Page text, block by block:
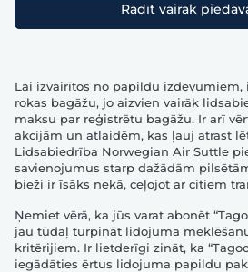
Rādīt vairāk
Lai izvairītos no papildu izdevumiem,
rokas bagāžu, jo aizvien vairāk
maksu par reģistrētu bagāžu. Ir arī
akcijām un atlaidēm, kas ļauj atrast
Lidsabiedrība Norwegian Air Suttle
savienojumus starp dažādām
bieži ir īsāks nekā, ceļojot ar citiem
Ņemiet vērā, ka jūs varat abonēt
jau tūdaļ turpināt lidojuma
kritērijiem. Ir lietderīgi zināt, ka
iegādāties ērtus lidojuma papildu